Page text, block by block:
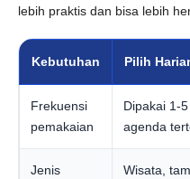
lebih praktis dan bisa lebih
Kebutuhan Pilih
Frekuensi
pemakaian
Dipakai 1-
agenda
Jenis
Wisata,